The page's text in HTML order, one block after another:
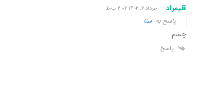
قلیمراد خرداد ۷, ۱۴۰۲ ۲:۰۷ ب٫ظ
پاسخ بهسنا
چشم.
پاسخ